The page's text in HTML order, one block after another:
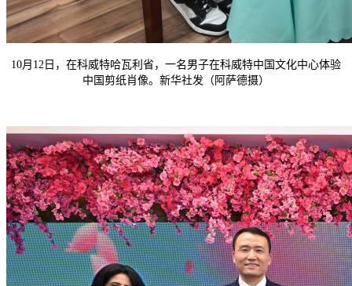
10月12日，在科威特哈瓦利省，一名男子在科威特中国文化中心体验
中国剪纸肖像。新华社发（阿萨德摄）